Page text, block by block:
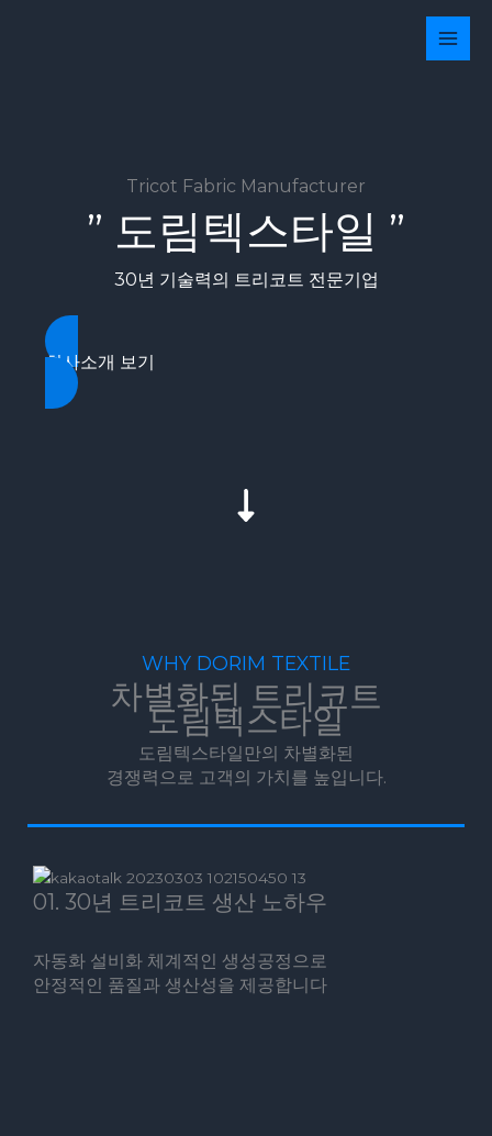
Tricot Fabric Manufacturer
” 도림텍스타일 ”
30년 기술력의 트리코트 전문기업
회사소개 보기
WHY DORIM TEXTILE
차별화된 트리코트
도림텍스타일
도림텍스타일만의 차별화된
경쟁력으로 고객의 가치를 높입니다.
01. 30년 트리코트 생산 노하우
자동화 설비화 체계적인 생성공정으로
안정적인 품질과 생산성을 제공합니다